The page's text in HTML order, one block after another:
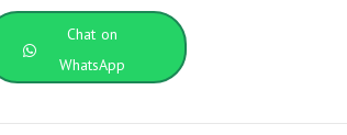
Chat on
WhatsApp